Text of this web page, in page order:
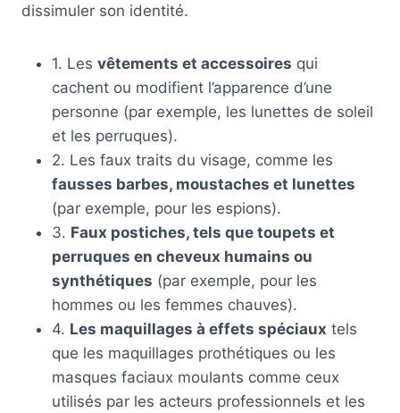
dissimuler son identité.
1. Les vêtements et accessoires qui
cachent ou modifient l’apparence d’une
personne (par exemple, les lunettes de soleil
et les perruques).
2. Les faux traits du visage, comme les
fausses barbes, moustaches et lunettes
(par exemple, pour les espions).
3. Faux postiches, tels que toupets et
perruques en cheveux humains ou
synthétiques (par exemple, pour les
hommes ou les femmes chauves).
4. Les maquillages à effets spéciaux tels
que les maquillages prothétiques ou les
masques faciaux moulants comme ceux
utilisés par les acteurs professionnels et les